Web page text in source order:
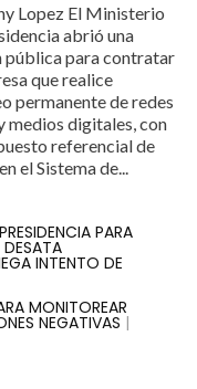
Lopez El Ministerio
abrió una
pública para contratar
que realice
permanente de redes
medios digitales, con
referencial de
el Sistema de...
PARA
INTENTO DE
MONITOREAR
NEGATIVAS |